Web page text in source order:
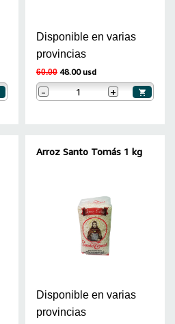
Disponible en varias
provincias
60.00 48.00 usd
- +
Arroz Santo Tomás 1 kg
Disponible en varias
provincias